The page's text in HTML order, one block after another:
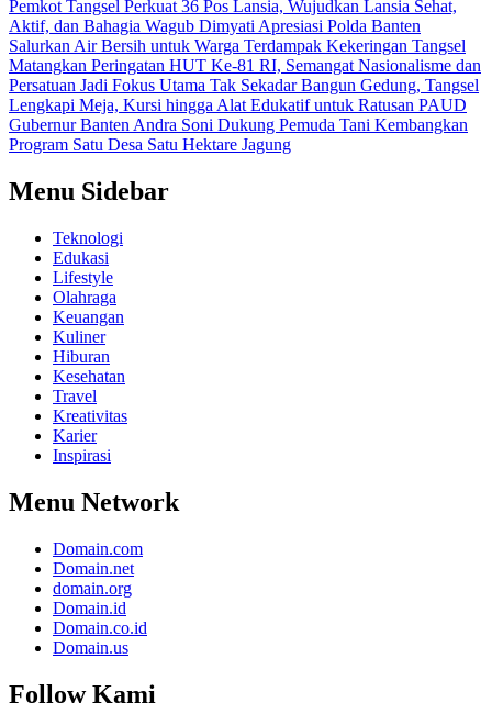
Pemkot Tangsel Perkuat 36 Pos Lansia, Wujudkan Lansia Sehat,
Aktif, dan Bahagia Wagub Dimyati Apresiasi Polda Banten
Salurkan Air Bersih untuk Warga Terdampak Kekeringan Tangsel
Matangkan Peringatan HUT Ke-81 RI, Semangat Nasionalisme dan
Persatuan Jadi Fokus Utama Tak Sekadar Bangun Gedung, Tangsel
Lengkapi Meja, Kursi hingga Alat Edukatif untuk Ratusan PAUD
Gubernur Banten Andra Soni Dukung Pemuda Tani Kembangkan
Program Satu Desa Satu Hektare Jagung
Menu Sidebar
Teknologi
Edukasi
Lifestyle
Olahraga
Keuangan
Kuliner
Hiburan
Kesehatan
Travel
Kreativitas
Karier
Inspirasi
Menu Network
Domain.com
Domain.net
domain.org
Domain.id
Domain.co.id
Domain.us
Follow Kami